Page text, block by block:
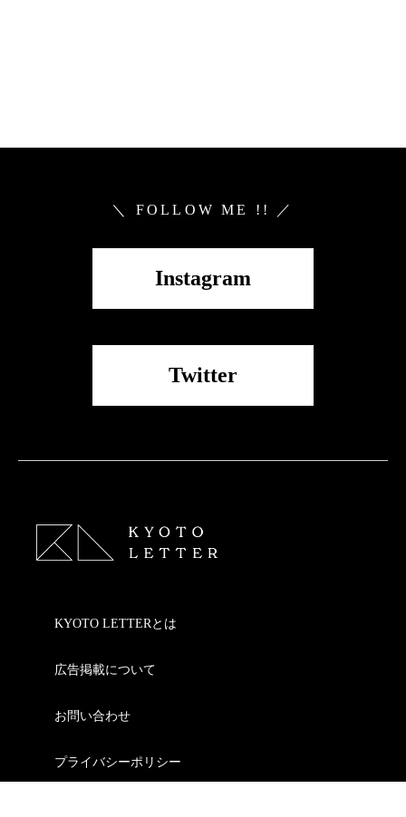
＼ FOLLOW ME !! ／
Instagram
Twitter
KYOTO LETTERとは
広告掲載について
お問い合わせ
プライバシーポリシー